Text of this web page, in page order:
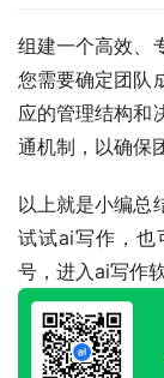
组建一个高效、
您需要确定团队
应的管理结构和
通机制，以确保
以上就是小编总
试试ai写作，也
号，进入ai写作